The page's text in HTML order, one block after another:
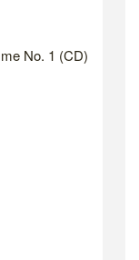
No. 1 (CD)